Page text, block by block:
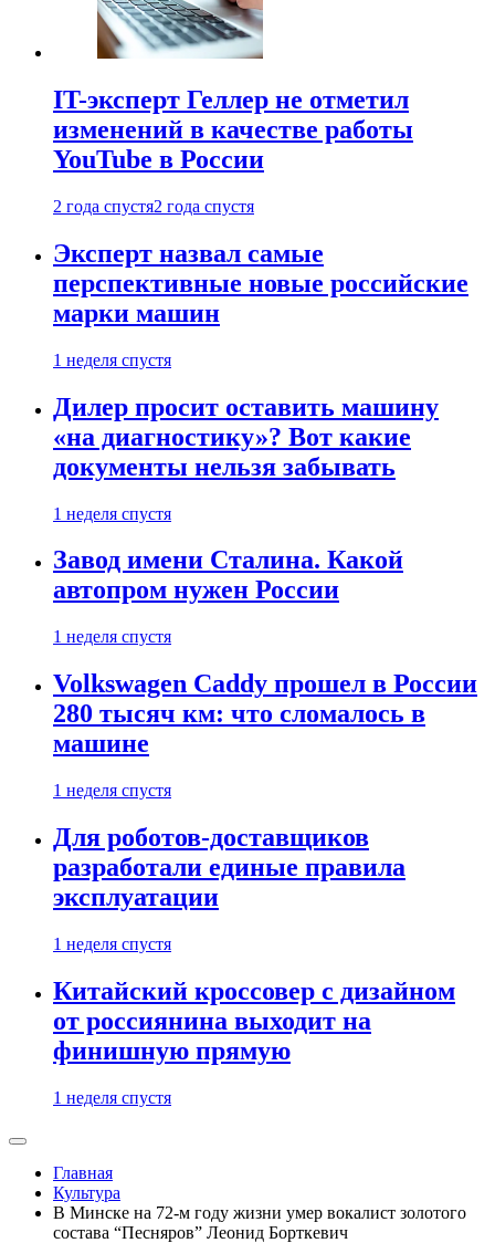
IT-эксперт Геллер не отметил
изменений в качестве работы
YouTube в России
2 года спустя2 года спустя
Эксперт назвал самые
перспективные новые российские
марки машин
1 неделя спустя
Дилер просит оставить машину
«на диагностику»? Вот какие
документы нельзя забывать
1 неделя спустя
Завод имени Сталина. Какой
автопром нужен России
1 неделя спустя
Volkswagen Caddy прошел в России
280 тысяч км: что сломалось в
машине
1 неделя спустя
Для роботов-доставщиков
разработали единые правила
эксплуатации
1 неделя спустя
Китайский кроссовер с дизайном
от россиянина выходит на
финишную прямую
1 неделя спустя
Главная
Культура
В Минске на 72-м году жизни умер вокалист золотого
состава “Песняров” Леонид Борткевич